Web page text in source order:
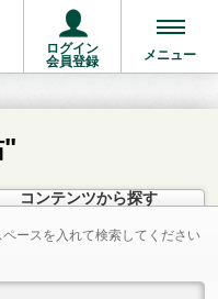
ログイン
会員登録
メニュー
"
コンテンツから探す
ースを入れて検索してください